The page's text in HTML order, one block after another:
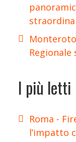
Regionale
I più letti
Roma -
l’impatto